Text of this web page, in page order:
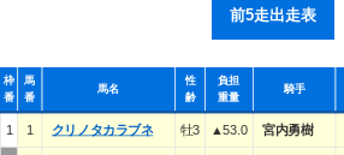
前5走出走表
枠
番
馬
番
馬名
性
齢
負担
重量
騎手
1 1 クリノタカラブネ 牡3 ▲53.0 宮内勇樹